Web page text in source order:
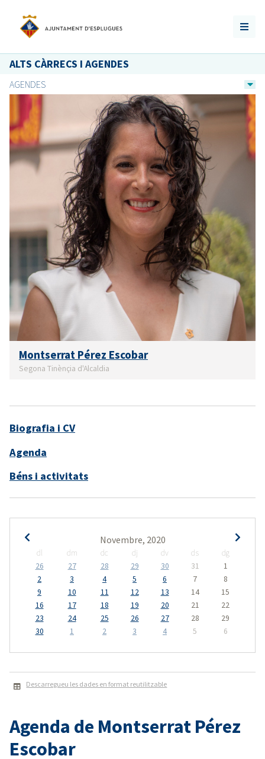
ALTS CÀRRECS I AGENDES
AGENDES
Montserrat Pérez Escobar
Segona Tinènçia d'Alcaldia
Biografia i CV
Agenda
Béns i activitats
Novembre, 2020
dl dm dc dj dv ds
dg
26
27 28 29 30 31
1
2
3 4 5 6 7
8
9
10 11 12 13 14
15
16
17 18 19 20 21
22
23
24 25 26 27 28
29
30
1 2 3 4 5 6
Descarregueu les dades en format reutilitzable
Agenda de Montserrat Pérez
Escobar